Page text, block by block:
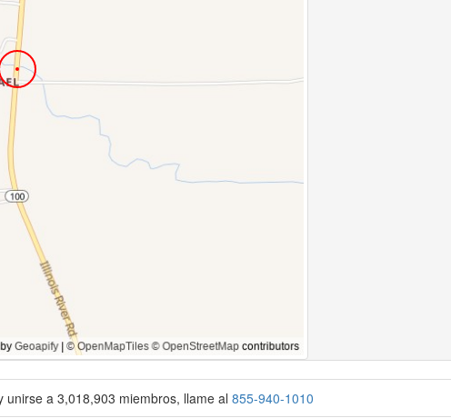
unirse a 3,018,903 miembros, llame al 855-940-1010